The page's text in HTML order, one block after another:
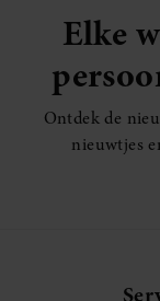
Elke
Ontdek de
nieuwtjes